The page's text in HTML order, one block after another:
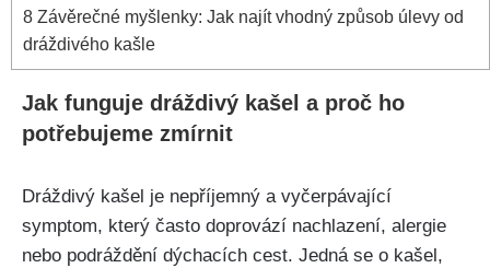
8 Závěrečné myšlenky: Jak⁤ najít ​vhodný způsob ‍úlevy od
dráždivého kašle
Jak funguje dráždivý kašel ‌a proč ho
⁢potřebujeme zmírnit
Dráždivý ‌kašel je‍ nepříjemný‌ a ‌vyčerpávající⁢
symptom, který často doprovází nachlazení, ⁤alergie
nebo podráždění dýchacích cest. Jedná se⁢ o kašel,